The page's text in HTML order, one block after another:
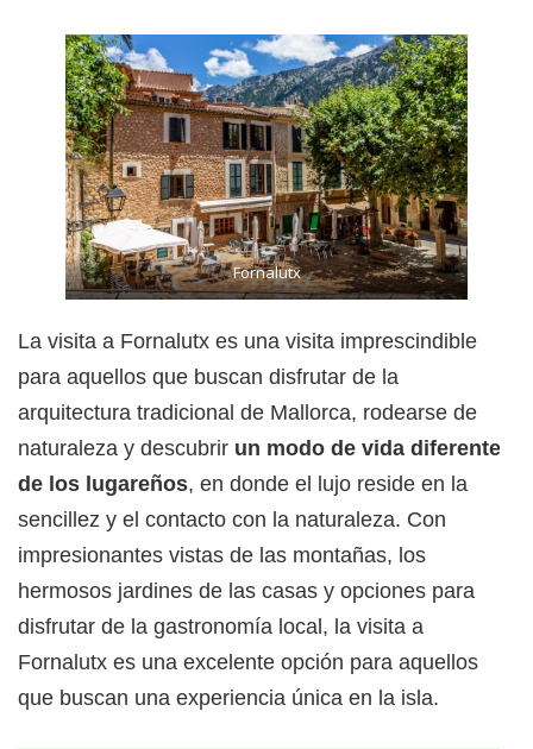
Fornalutx
La visita a Fornalutx es una visita imprescindible
para aquellos que buscan disfrutar de la
arquitectura tradicional de Mallorca, rodearse de
naturaleza y descubrir un modo de vida diferente
de los lugareños, en donde el lujo reside en la
sencillez y el contacto con la naturaleza. Con
impresionantes vistas de las montañas, los
hermosos jardines de las casas y opciones para
disfrutar de la gastronomía local, la visita a
Fornalutx es una excelente opción para aquellos
que buscan una experiencia única en la isla.